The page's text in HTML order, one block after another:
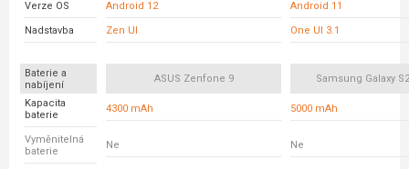
Verze OS Android 12 Android 11
Nadstavba Zen UI One UI 3.1
Baterie a
nabíjení
ASUS Zenfone 9 Samsung Galaxy
Kapacita
baterie
4300 mAh 5000 mAh
Vyměnitelná
baterie
Ne Ne